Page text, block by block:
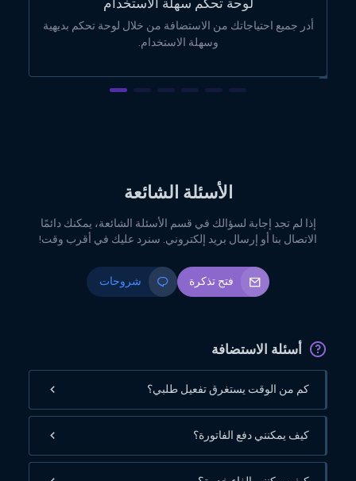
أدر جميع احتياجاتك من الاستضافة من خلال لوحة تحكم بديهية
وسهلة الاستخدام.
الأسئلة الشائعة
إذا لم تجد إجابة لسؤالك في قسم الأسئلة الشائعة، يمكنك دائمًا
الاتصال بنا أو إرسال بريد إلكتروني. سنرد عليك في أقرب وقت!
فتح تذكرة شروحات
أسئلة الاستضافة
كم من الوقت يستغرق تفعيل طلبي؟
كيف يمكنني دفع الفاتورة؟